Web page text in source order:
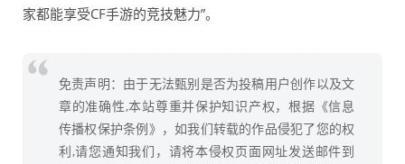
家都能享受CF手游的竞技魅力”。
免责声明：由于无法甄别是否为投稿用户创作以及文
章的准确性,本站尊重并保护知识产权，根据《信息
传播权保护条例》，如我们转载的作品侵犯了您的权
利,请您通知我们，请将本侵权页面网址发送邮件到